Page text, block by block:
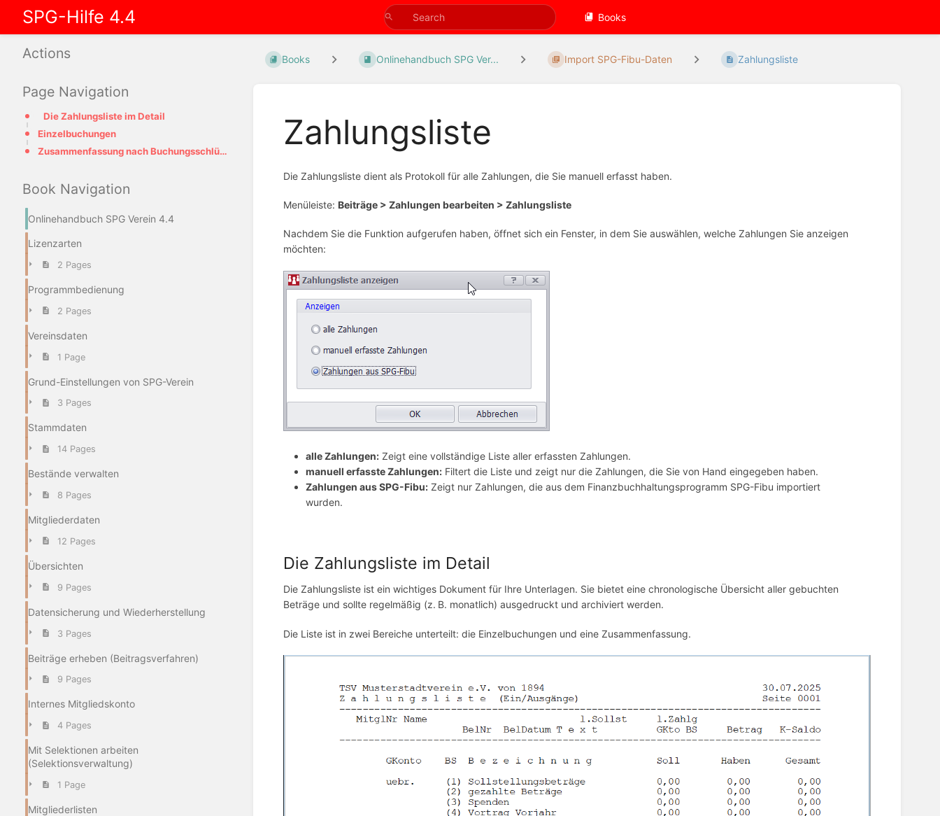
SPG-Hilfe 4.4 Books
Actions
Page Navigation
Die Zahlungsliste im Detail
Einzelbuchungen
Zusammenfassung nach Buchungsschlüsseln
Book Navigation
Onlinehandbuch SPG Verein 4.4
Lizenzarten
2 Pages
Programmbedienung
2 Pages
Vereinsdaten
1 Page
Grund-Einstellungen von SPG-Verein
3 Pages
Stammdaten
14 Pages
Bestände verwalten
8 Pages
Mitgliederdaten
12 Pages
Übersichten
9 Pages
Datensicherung und Wiederherstellung
3 Pages
Beiträge erheben (Beitragsverfahren)
9 Pages
Internes Mitgliedskonto
4 Pages
Mit Selektionen arbeiten
(Selektionsverwaltung)
1 Page
Mitgliederlisten
Books Onlinehandbuch SPG Ver... Import SPG-Fibu-Daten Zahlungsliste
Zahlungsliste
Die Zahlungsliste dient als Protokoll für alle Zahlungen, die Sie manuell erfasst haben.
Menüleiste: Beiträge > Zahlungen bearbeiten > Zahlungsliste
Nachdem Sie die Funktion aufgerufen haben, öffnet sich ein Fenster, in dem Sie auswählen, welche Zahlungen Sie anzeigen
möchten:
alle Zahlungen: Zeigt eine vollständige Liste aller erfassten Zahlungen.
manuell erfasste Zahlungen: Filtert die Liste und zeigt nur die Zahlungen, die Sie von Hand eingegeben haben.
Zahlungen aus SPG-Fibu: Zeigt nur Zahlungen, die aus dem Finanzbuchhaltungsprogramm SPG-Fibu importiert
wurden.
Die Zahlungsliste im Detail
Die Zahlungsliste ist ein wichtiges Dokument für Ihre Unterlagen. Sie bietet eine chronologische Übersicht aller gebuchten
Beträge und sollte regelmäßig (z. B. monatlich) ausgedruckt und archiviert werden.
Die Liste ist in zwei Bereiche unterteilt: die Einzelbuchungen und eine Zusammenfassung.